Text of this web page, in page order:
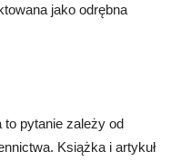
jako odrębna
to pytanie zależy od
Książka i artykuł